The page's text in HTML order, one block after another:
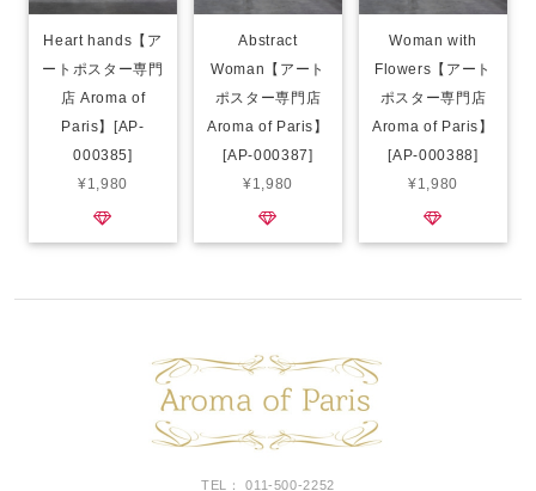
Heart hands【ア
ートポスター専門
店 Aroma of
Paris】[AP-
000385]
¥1,980
Abstract
Woman【アート
ポスター専門店
Aroma of Paris】
[AP-000387]
¥1,980
Woman with
Flowers【アート
ポスター専門店
Aroma of Paris】
[AP-000388]
¥1,980
TEL： 011-500-2252